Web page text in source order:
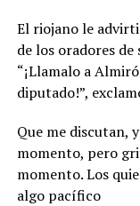
El riojano le
de los oradores
“¡Llamalo a
diputado!”,
Que me discutan,
momento, pero
momento. Los
algo pacífico